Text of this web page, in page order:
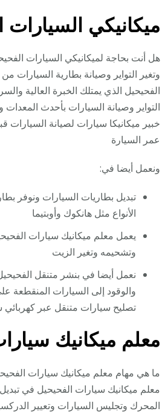
ميكانيكي السيارات
هل أنت بحاجة لميكانيكي السيارات
وتغير التواير وصيانة بطارية السيارات
الفحيحيل الذي يمتلك الخبرة العالية
التواير وصيانة السيارات بأحدث المعدات
خبير ميكانيكا سيارات لصيانة السيارات
عمر السيارة
ونعمل أيضا في:
تبديل بطاريات السيارات ونوفر
الأنواع مثل هانكوك وأوبتيما
يعمل معلم ميكانيك سيارات
وتشحيمه وتغير الزيت
نعمل أيضا في بنشر متنقل
والوقود إلى السيارات المنقطعة
تصليح سيارات متنقل عبر
معلم ميكانيك
ما هي مهام معلم ميكانيك سيارات
معلم ميكانيك سيارات الفحيحيل في
المحرك وتجليس السيارات وتعيير